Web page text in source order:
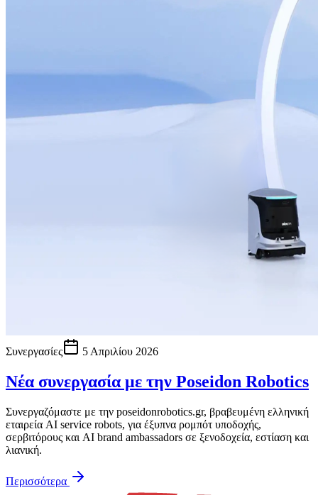
Συνεργασίες 5 Απριλίου 2026
Νέα συνεργασία με την Poseidon Robotics
Συνεργαζόμαστε με την poseidonrobotics.gr, βραβευμένη ελληνική
εταιρεία AI service robots, για έξυπνα ρομπότ υποδοχής,
σερβιτόρους και AI brand ambassadors σε ξενοδοχεία, εστίαση και
λιανική.
Περισσότερα